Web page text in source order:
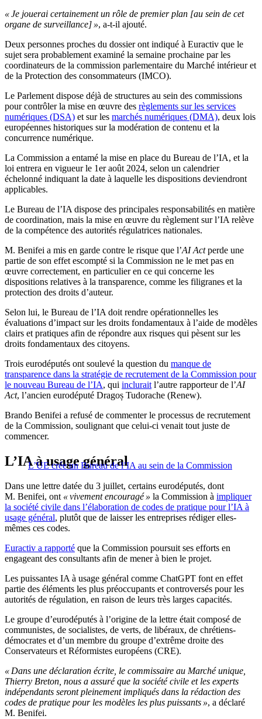
« Je jouerai certainement un rôle de premier plan [au sein de cet
organe de surveillance] », a-t-il ajouté.
Deux personnes proches du dossier ont indiqué à Euractiv que le
sujet sera probablement examiné la semaine prochaine par les
coordinateurs de la commission parlementaire du Marché intérieur et
de la Protection des consommateurs (IMCO).
Le Parlement dispose déjà de structures au sein des commissions
pour contrôler la mise en œuvre des règlements sur les services
numériques (DSA) et sur les marchés numériques (DMA), deux lois
européennes historiques sur la modération de contenu et la
concurrence numérique.
La Commission a entamé la mise en place du Bureau de l’IA, et la
loi entrera en vigueur le 1er août 2024, selon un calendrier
échelonné indiquant la date à laquelle les dispositions deviendront
applicables.
Le Bureau de l’IA dispose des principales responsabilités en matière
de coordination, mais la mise en œuvre du règlement sur l’IA relève
de la compétence des autorités régulatrices nationales.
M. Benifei a mis en garde contre le risque que l’AI Actperde une
partie de son effet escompté si la Commission ne le met pas en
œuvre correctement, en particulier en ce qui concerne les
dispositions relatives à la transparence, comme les filigranes et la
protection des droits d’auteur.
Selon lui, le Bureau de l’IA doit rendre opérationnelles les
évaluations d’impact sur les droits fondamentaux à l’aide de modèles
clairs et pratiques afin de répondre aux risques qui pèsent sur les
droits fondamentaux des citoyens.
Trois eurodéputés ont soulevé la question du manque de
transparence dans la stratégie de recrutement de la Commission pour
le nouveau Bureau de l’IA, qui inclurait l’autre rapporteur de l’AI
Act, l’ancien eurodéputé Dragoș Tudorache (Renew).
Brando Benifei a refusé de commenter le processus de recrutement
de la Commission, soulignant que celui-ci venait tout juste de
commencer.
L’UE crée un Bureau de l’IA au sein de la Commission
L’IA à usage général
Dans une lettre datée du 3 juillet, certains eurodéputés, dont
M. Benifei, ont « vivement encouragé » la Commission à impliquer
la société civile dans l’élaboration de codes de pratique pour l’IA à
usage général, plutôt que de laisser les entreprises rédiger elles-
mêmes ces codes.
Euractiv a rapporté que la Commission poursuit ses efforts en
engageant des consultants afin de mener à bien le projet.
Les puissantes IA à usage général comme ChatGPT font en effet
partie des éléments les plus préoccupants et controversés pour les
autorités de régulation, en raison de leurs très larges capacités.
Le groupe d’eurodéputés à l’origine de la lettre était composé de
communistes, de socialistes, de verts, de libéraux, de chrétiens-
démocrates et d’un membre du groupe d’extrême droite des
Conservateurs et Réformistes européens (CRE).
« Dans une déclaration écrite, le commissaire au Marché unique,
Thierry Breton, nous a assuré que la société civile et les experts
indépendants seront pleinement impliqués dans la rédaction des
codes de pratique pour les modèles les plus puissants », a déclaré
M. Benifei.